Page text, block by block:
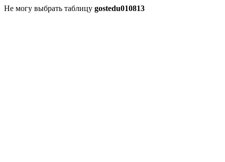
Не могу выбрать таблицу gostedu010813